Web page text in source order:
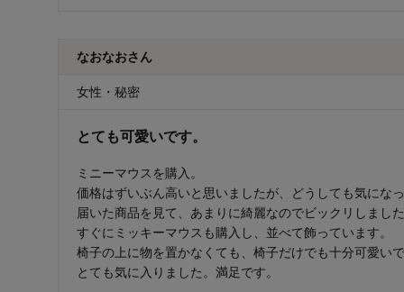
なおなおさん
女性・秘密
とても可愛いです。
ミニーマウスを購入。
価格はずいぶん高いと思いましたが、どうしても気にな
届いた商品を見て、あまりに綺麗なのでビックリしまし
すぐにミッキーマウスも購入し、並べて飾っています。
椅子の上に物を置かなくても、椅子だけでも十分可愛い
とても気に入りました。満足です。